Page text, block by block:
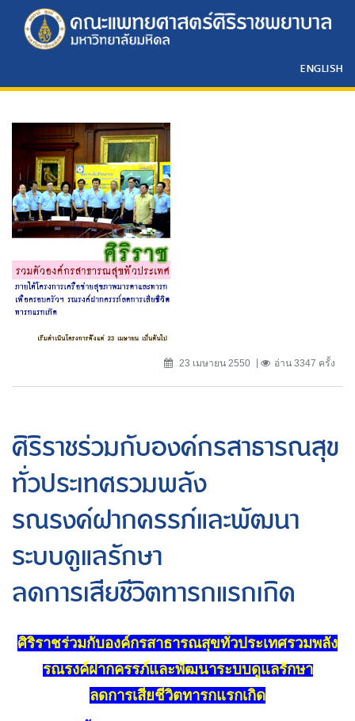
ENGLISH
23 เมษายน 2550 อ่าน 3347 ครั้ง
ศิริราชร่วมกับองค์กรสาธารณสุข
ทั่วประเทศรวมพลัง
รณรงค์ฝากครรภ์และพัฒนา
ระบบดูแลรักษา
ลดการเสียชีวิตทารกแรกเกิด
ศิริราชร่วมกับองค์กรสาธารณสุขทั่วประเทศรวมพลัง
รณรงค์ฝากครรภ์และพัฒนาระบบดูแลรักษา
ลดการเสียชีวิตทารกแรกเกิด